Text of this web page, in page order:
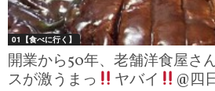
01【食べに行く】
開業から50年、老舗洋食屋さ
スが激うまっ
ヤバイ @四